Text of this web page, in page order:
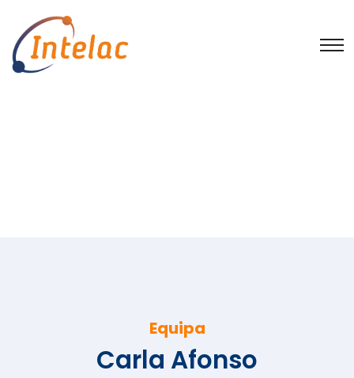
Equipa
Carla Afonso